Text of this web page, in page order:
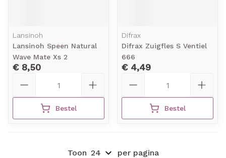
Lansinoh
Lansinoh Speen Natural
Wave Mate Xs 2
€ 8,50
Bestel
Difrax
Difrax Zuigfles S Ventiel
666
€ 4,49
Bestel
Toon per pagina